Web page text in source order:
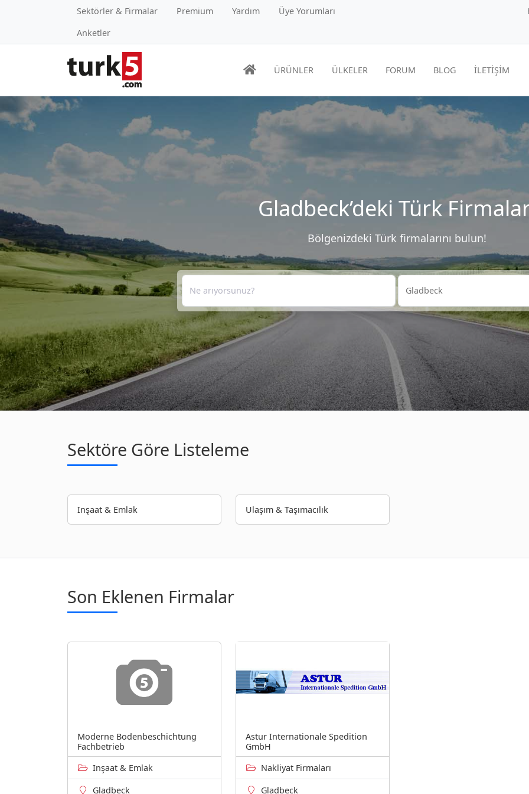
Sektörler & Firmalar Premium Yardım
Üye Yorumları
Anketler
ÜRÜNLER ÜLKELER FORUM BLOG İLETİŞİM
Gladbeck’deki Türk
Bölgenizdeki Türk firmalarını bulun!
Sektöre Göre Listeleme
Inşaat & Emlak Ulaşım & Taşımacılık
Son Eklenen Firmalar
Moderne Bodenbeschichtung
Fachbetrieb
Inşaat & Emlak
Gladbeck
Astur Internationale Spedition
GmbH
Nakliyat Firmaları
Gladbeck